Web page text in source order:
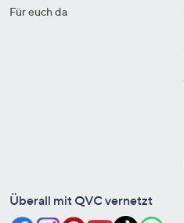
Für euch da
Überall mit QVC vernetzt